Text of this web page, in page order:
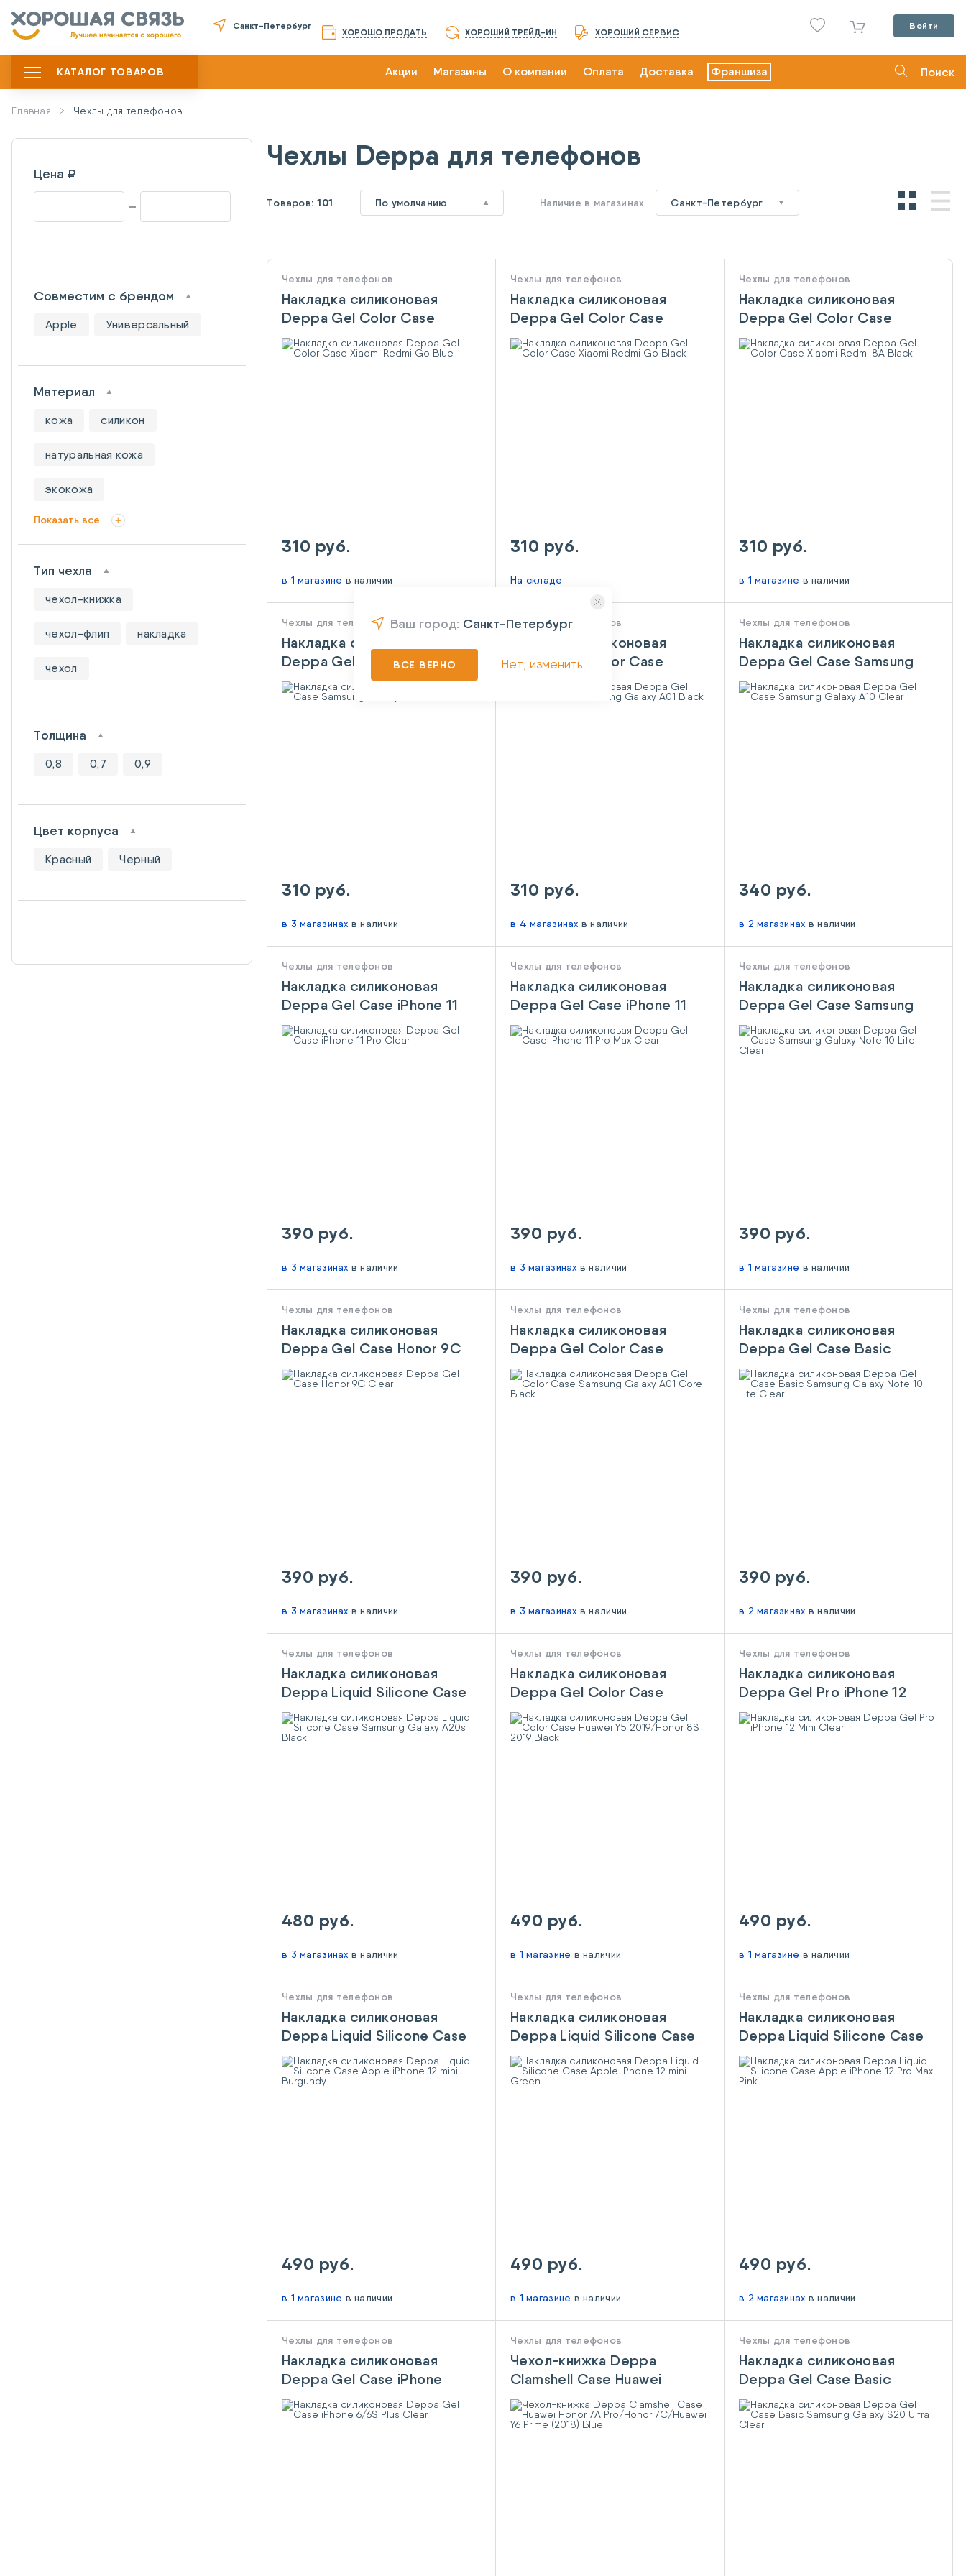
Санкт-Петербург
ХОРОШО ПРОДАТЬ ХОРОШИЙ ТРЕЙД-ИН ХОРОШИЙ СЕРВИС
Войти
КАТАЛОГ ТОВАРОВ Акции Магазины О компании Оплата Доставка Франшиза Поиск
Главная Чехлы для телефонов
Цена ₽
Совместим с брендом
Apple Универсальный
Материал
кожа силикон
натуральная кожа
экокожа
Показать все
Тип чехла
чехол-книжка
чехол-флип накладка
чехол
Толщина
0,8 0,7 0,9
Цвет корпуса
Красный Черный
Чехлы Deppa для телефонов
Товаров: 101 По умолчанию Наличие в магазинах Санкт-Петербург
Чехлы для телефонов
Накладка силиконовая
Deppa Gel Color Case
Xiaomi Redmi Go Blue
310 руб.
в 1 магазине в наличии
Чехлы для телефонов
Накладка силиконовая
Deppa Gel Color Case
Xiaomi Redmi Go Black
310 руб.
На складе
Чехлы для телефонов
Накладка силиконовая
Deppa Gel Color Case
Xiaomi Redmi 8A Black
310 руб.
в 1 магазине в наличии
Чехлы для телефонов
Накладка силиконовая
Deppa Gel Case Samsung
Galaxy A01 Clear
310 руб.
в 3 магазинах в наличии
Чехлы для телефонов
Накладка силиконовая
Deppa Gel Color Case
Samsung Galaxy A01 Black
310 руб.
в 4 магазинах в наличии
Чехлы для телефонов
Накладка силиконовая
Deppa Gel Case Samsung
Galaxy A10 Clear
340 руб.
в 2 магазинах в наличии
Чехлы для телефонов
Накладка силиконовая
Deppa Gel Case iPhone 11
Pro Clear
390 руб.
в 3 магазинах в наличии
Чехлы для телефонов
Накладка силиконовая
Deppa Gel Case iPhone 11
Pro Max Clear
390 руб.
в 3 магазинах в наличии
Чехлы для телефонов
Накладка силиконовая
Deppa Gel Case Samsung
Galaxy Note 10 Lite Clear
390 руб.
в 1 магазине в наличии
Чехлы для телефонов
Накладка силиконовая
Deppa Gel Case Honor 9C
Clear
390 руб.
в 3 магазинах в наличии
Чехлы для телефонов
Накладка силиконовая
Deppa Gel Color Case
Samsung Galaxy A01 Core
Black
390 руб.
в 3 магазинах в наличии
Чехлы для телефонов
Накладка силиконовая
Deppa Gel Case Basic
Samsung Galaxy Note 10
Lite Clear
390 руб.
в 2 магазинах в наличии
Чехлы для телефонов
Накладка силиконовая
Deppa Liquid Silicone Case
Samsung Galaxy A20s Black
480 руб.
в 3 магазинах в наличии
Чехлы для телефонов
Накладка силиконовая
Deppa Gel Color Case
Huawei Y5 2019/Honor 8S
2019 Black
490 руб.
в 1 магазине в наличии
Чехлы для телефонов
Накладка силиконовая
Deppa Gel Pro iPhone 12
Mini Clear
490 руб.
в 1 магазине в наличии
Чехлы для телефонов
Накладка силиконовая
Deppa Liquid Silicone Case
Apple iPhone 12 mini
Burgundy
490 руб.
в 1 магазине в наличии
Чехлы для телефонов
Накладка силиконовая
Deppa Liquid Silicone Case
Apple iPhone 12 mini Green
490 руб.
в 1 магазине в наличии
Чехлы для телефонов
Накладка силиконовая
Deppa Liquid Silicone Case
Apple iPhone 12 Pro Max
Pink
490 руб.
в 2 магазинах в наличии
Чехлы для телефонов
Накладка силиконовая
Deppa Gel Case iPhone
6/6S Plus Clear
Чехлы для телефонов
Чехол-книжка Deppa
Clamshell Case Huawei
Honor 7A Pro/Honor
7C/Huawei Y6 Prime (2018)
Чехлы для телефонов
Накладка силиконовая
Deppa Gel Case Basic
Samsung Galaxy S20 Ultra
Clear
Ваш город: Санкт-Петербург
ВСЕ ВЕРНО Нет, изменить